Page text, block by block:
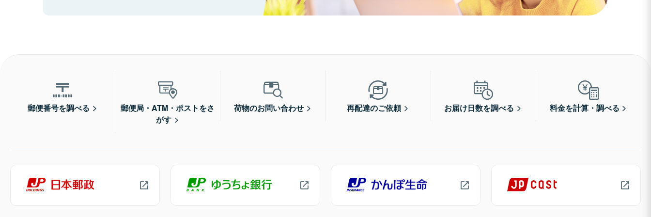
郵便番号を調べる
郵便局・ATM・ポストをさ
がす
荷物のお問い合わせ 再配達のご依頼 お届け日数を調べる 料金を計算・調べる